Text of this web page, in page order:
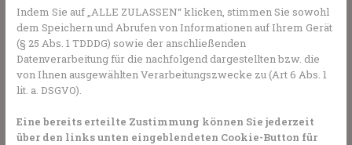
Veränderungen im Verhalten des Kindes bemerken, die
auf ein psychisches Problem hindeuten könnten.
Eltern sollten auf die Symptome reagieren
Sind die Kinder plötzlich antriebslos und ziehen sich
aggressiv oder essen immer mehr oder viel zu wenig,
Indem Sie auf „ALLE ZULASSEN“ klicken, stimmen Sie sowohl
dem Speichern und Abrufen von Informationen auf Ihrem Gerät
(§ 25 Abs. 1 TDDDG) sowie der anschließenden
Datenverarbeitung für die nachfolgend dargestellten bzw. die
von Ihnen ausgewählten Verarbeitungszwecke zu (Art 6 Abs. 1
lit. a. DSGVO).
Eine bereits erteilte Zustimmung können Sie jederzeit
über den links unten eingeblendeten Cookie-Button für